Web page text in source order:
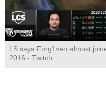
0:00
LS says Forg1ven almost
2016 - Twitch